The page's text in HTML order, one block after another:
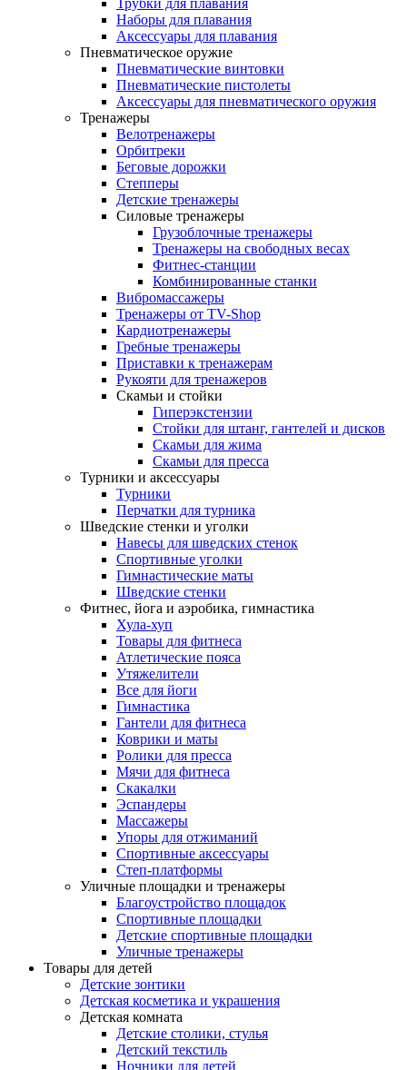
Наборы для плавания
Аксессуары для плавания
Пневматическое оружие
Пневматические винтовки
Пневматические пистолеты
Аксессуары для пневматического оружия
Тренажеры
Велотренажеры
Орбитреки
Беговые дорожки
Степперы
Детские тренажеры
Силовые тренажеры
Грузоблочные тренажеры
Тренажеры на свободных весах
Фитнес-станции
Комбинированные станки
Вибромассажеры
Тренажеры от TV-Shop
Кардиотренажеры
Гребные тренажеры
Приставки к тренажерам
Рукояти для тренажеров
Скамьи и стойки
Гиперэкстензии
Стойки для штанг, гантелей и дисков
Скамьи для жима
Скамьи для пресса
Турники и аксессуары
Турники
Перчатки для турника
Шведские стенки и уголки
Навесы для шведских стенок
Спортивные уголки
Гимнастические маты
Шведские стенки
Фитнес, йога и аэробика, гимнастика
Хула-хуп
Товары для фитнеса
Атлетические пояса
Утяжелители
Все для йоги
Гимнастика
Гантели для фитнеса
Коврики и маты
Ролики для пресса
Мячи для фитнеса
Скакалки
Эспандеры
Массажеры
Упоры для отжиманий
Спортивные аксессуары
Степ-платформы
Уличные площадки и тренажеры
Благоустройство площадок
Спортивные площадки
Детские спортивные площадки
Уличные тренажеры
Товары для детей
Детские зонтики
Детская косметика и украшения
Детская комната
Детские столики, стулья
Детский текстиль
Ночники для детей